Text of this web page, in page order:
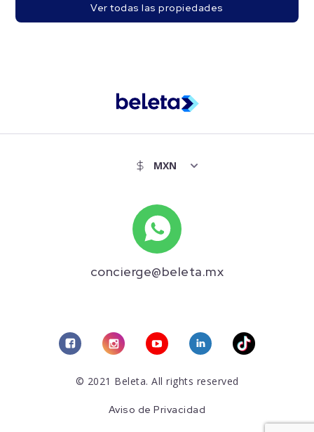
Ver todas las propiedades
concierge@beleta.mx
© 2021 Beleta. All rights reserved
Aviso de Privacidad